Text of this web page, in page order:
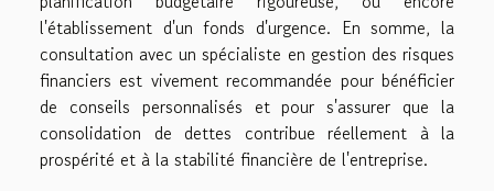
l'établissement d'un fonds d'urgence. En somme, la
consultation avec un spécialiste en gestion des risques
financiers est vivement recommandée pour bénéficier
de conseils personnalisés et pour s'assurer que la
consolidation de dettes contribue réellement à la
prospérité et à la stabilité financière de l'entreprise.